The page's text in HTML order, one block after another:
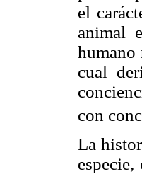
el
animal
humano
cual
con
La